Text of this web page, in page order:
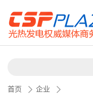
首页 企业